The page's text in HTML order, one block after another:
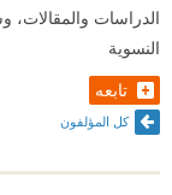
الدراسات
النسوية
تابعه
كل المؤلفون